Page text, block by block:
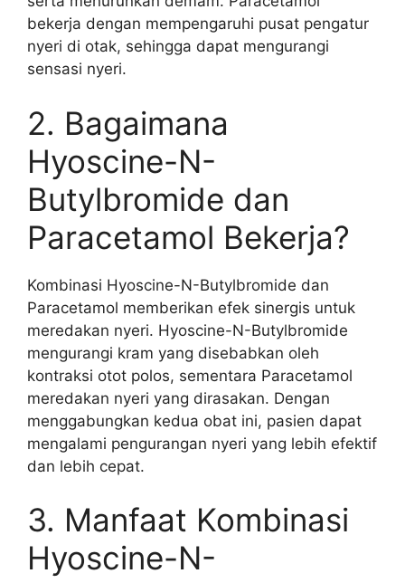
bekerja dengan mempengaruhi pusat pengatur
nyeri di otak, sehingga dapat mengurangi
sensasi nyeri.
2. Bagaimana
Hyoscine-N-
Butylbromide dan
Paracetamol Bekerja?
Kombinasi Hyoscine-N-Butylbromide dan
Paracetamol memberikan efek sinergis untuk
meredakan nyeri. Hyoscine-N-Butylbromide
mengurangi kram yang disebabkan oleh
kontraksi otot polos, sementara Paracetamol
meredakan nyeri yang dirasakan. Dengan
menggabungkan kedua obat ini, pasien dapat
mengalami pengurangan nyeri yang lebih efektif
dan lebih cepat.
3. Manfaat Kombinasi
Hyoscine-N-